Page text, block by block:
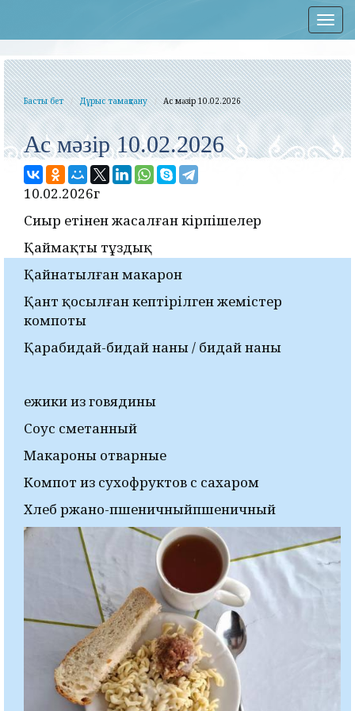
Басты бет Дұрыс тамақтану Ас мәзір 10.02.2026
Ас мәзір 10.02.2026
10.02.2026г
Сиыр етінен жасалған кірпішелер
Қаймақты тұздық
Қайнатылған макарон
Қант қосылған кептірілген жемістер
компоты
Қарабидай-бидай наны / бидай наны
ежики из говядины
Соус сметанный
Макароны отварные
Компот из сухофруктов с сахаром
Хлеб ржано-пшеничныйпшеничный